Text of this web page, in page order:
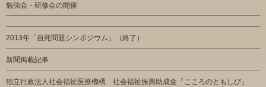
勉強会・研修会の開催
2013年「自死問題シンポジウム」（終了）
新聞掲載記事
独立行政法人社会福祉医療機構 社会福祉振興助成金「こころのともしび」